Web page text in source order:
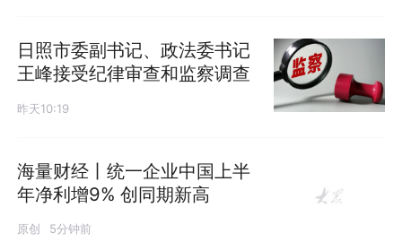
日照市委副书记、政法委书记
王峰接受纪律审查和监察调查
昨天10:19
海量财经丨统一企业中国上半
年净利增9% 创同期新高
原创 5分钟前